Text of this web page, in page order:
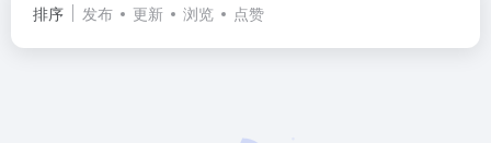
排序 发布 更新 浏览 点赞